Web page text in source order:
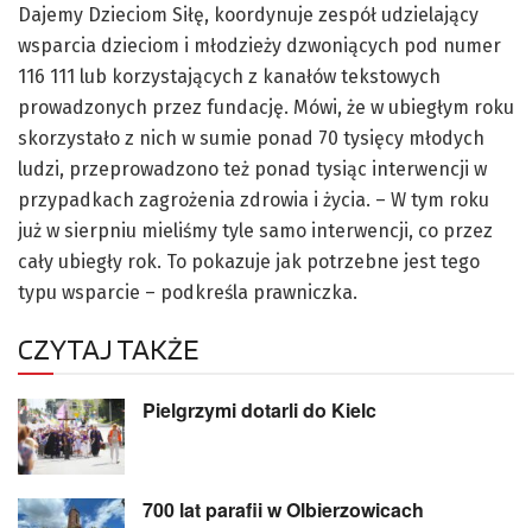
Dajemy Dzieciom Siłę, koordynuje zespół udzielający
wsparcia dzieciom i młodzieży dzwoniących pod numer
116 111 lub korzystających z kanałów tekstowych
prowadzonych przez fundację. Mówi, że w ubiegłym roku
skorzystało z nich w sumie ponad 70 tysięcy młodych
ludzi, przeprowadzono też ponad tysiąc interwencji w
przypadkach zagrożenia zdrowia i życia. – W tym roku
już w sierpniu mieliśmy tyle samo interwencji, co przez
cały ubiegły rok. To pokazuje jak potrzebne jest tego
typu wsparcie – podkreśla prawniczka.
CZYTAJ TAKŻE
Pielgrzymi dotarli do Kielc
700 lat parafii w Olbierzowicach